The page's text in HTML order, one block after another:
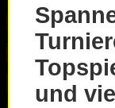
und